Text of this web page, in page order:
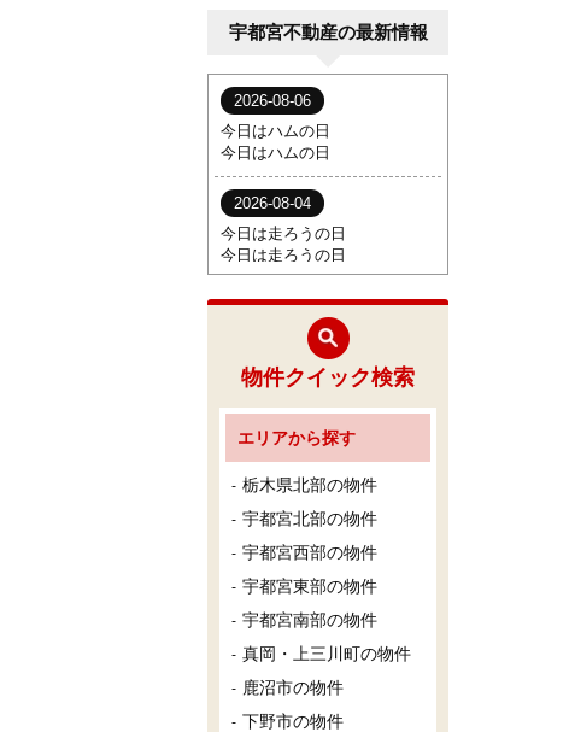
宇都宮不動産の最新情報
物件クイック検索
エリアから探す
栃木県北部の物件
宇都宮北部の物件
宇都宮西部の物件
宇都宮東部の物件
宇都宮南部の物件
真岡・上三川町の物件
鹿沼市の物件
下野市の物件